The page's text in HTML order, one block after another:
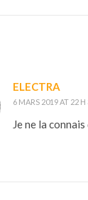
ELECTRA
6 MARS 2019 AT 22
Je ne la